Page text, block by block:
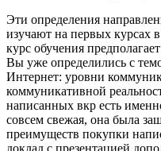
Эти определения
изучают на первых курсах
курс обучения
Вы уже определились с
Интернет: уровни
коммуникативной
написанных вкр есть
совсем свежая, она была
преимуществ покупки
доклад с презентацией